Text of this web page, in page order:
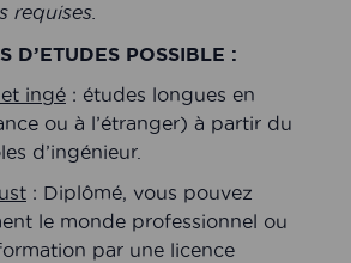
requises.
D’ETUDES POSSIBLE :
ingé : études longues en
ou à l’étranger) à partir du
d’ingénieur.
: Diplômé, vous pouvez
le monde professionnel ou
par une licence